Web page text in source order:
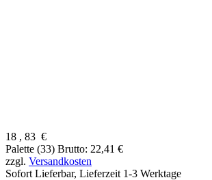
18 , 83 €
Palette (33) Brutto: 22,41 €
zzgl. Versandkosten
Sofort Lieferbar, Lieferzeit 1-3 Werktage